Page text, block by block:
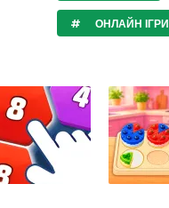
ОНЛАЙН ІГРИ